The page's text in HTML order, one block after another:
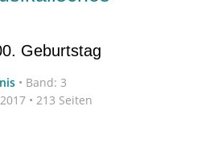
Geburtstag
• Band: 3
• 213 Seiten